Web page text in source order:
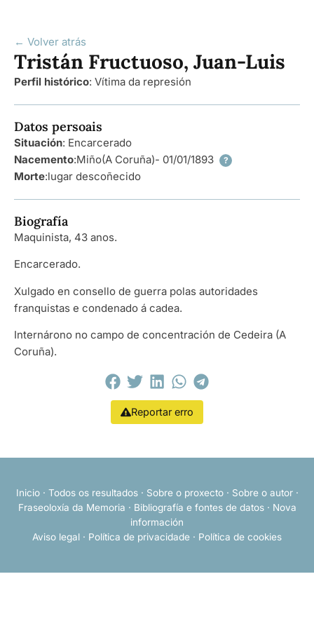
← Volver atrás
Tristán Fructuoso, Juan-Luis
Perfil histórico: Vítima da represión
Datos persoais
Situación: Encarcerado
Nacemento:Miño(A Coruña)- 01/01/1893 ?
Morte:lugar descoñecido
Biografía
Maquinista, 43 anos.
Encarcerado.
Xulgado en consello de guerra polas autoridades
franquistas e condenado á cadea.
Internárono no campo de concentración de Cedeira (A
Coruña).
Reportar erro
Inicio· Todos os resultados· Sobre o proxecto· Sobre o autor·
Fraseoloxía da Memoria · Bibliografía e fontes de datos· Nova
información
Aviso legal · Política de privacidade · Política de cookies